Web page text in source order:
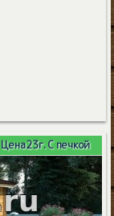
Цена23г. С печкой